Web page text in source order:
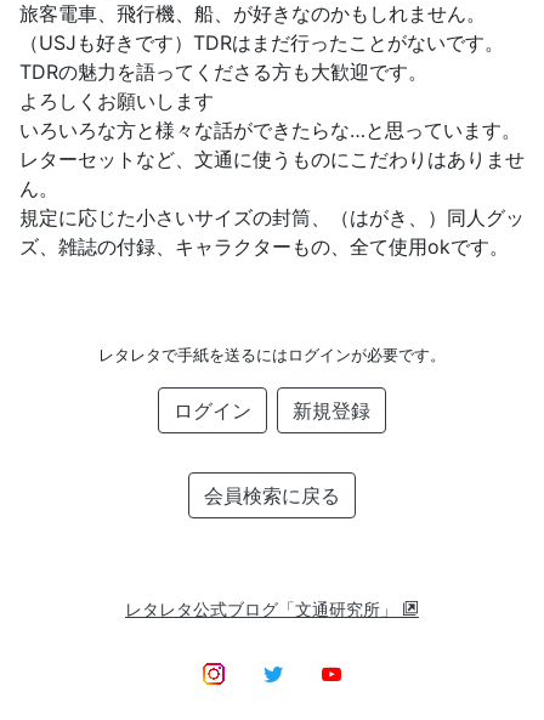
旅客電車、飛行機、船、が好きなのかもしれません。
（USJも好きです）TDRはまだ行ったことがないです。
TDRの魅力を語ってくださる方も大歓迎です。
よろしくお願いします
いろいろな方と様々な話ができたらな…と思っています。
レターセットなど、文通に使うものにこだわりはありませ
ん。
規定に応じた小さいサイズの封筒、（はがき、）同人グッ
ズ、雑誌の付録、キャラクターもの、全て使用okです。
レタレタで手紙を送るにはログインが必要です。
ログイン 新規登録
会員検索に戻る
レタレタ公式ブログ「文通研究所」